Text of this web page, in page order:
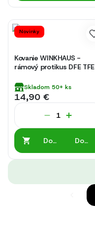
Novinky
Kovanie WINKHAUS -
rámový protikus DFE TFE
Skladom 50+ ks
14,90 €
Do
Do